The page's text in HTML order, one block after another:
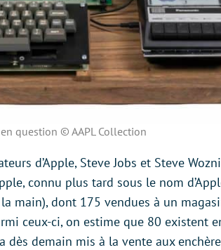
en question © AAPL Collection
d’Apple, Steve Jobs et Steve
connu plus tard sous le nom
main), dont 175 vendues à un
ceux-ci, on estime que 80 existent
dès demain mis à la vente aux